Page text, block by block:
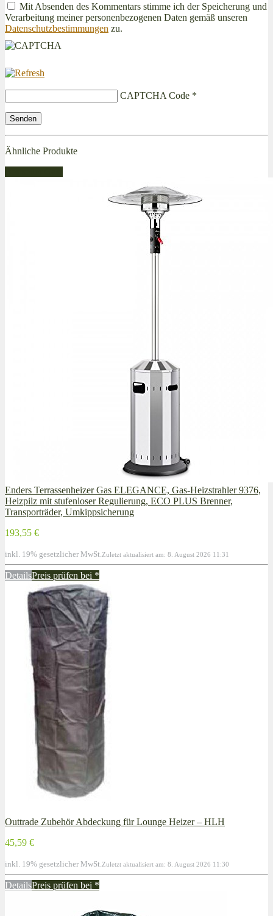
Mit Absenden des Kommentars stimme ich der Speicherung und
Verarbeitung meiner personenbezogenen Daten gemäß unseren
Datenschutzbestimmungen zu.
CAPTCHA Code *
Ähnliche Produkte
Enders Terrassenheizer Gas ELEGANCE, Gas-Heizstrahler 9376,
Heizpilz mit stufenloser Regulierung, ECO PLUS Brenner,
Transporträder, Umkippsicherung
193,55 €
inkl. 19% gesetzlicher MwSt. Zuletzt aktualisiert am: 8. August 2026 11:31
DetailsPreis prüfen bei *
Outtrade Zubehör Abdeckung für Lounge Heizer – HLH
45,59 €
inkl. 19% gesetzlicher MwSt. Zuletzt aktualisiert am: 8. August 2026 11:30
DetailsPreis prüfen bei *